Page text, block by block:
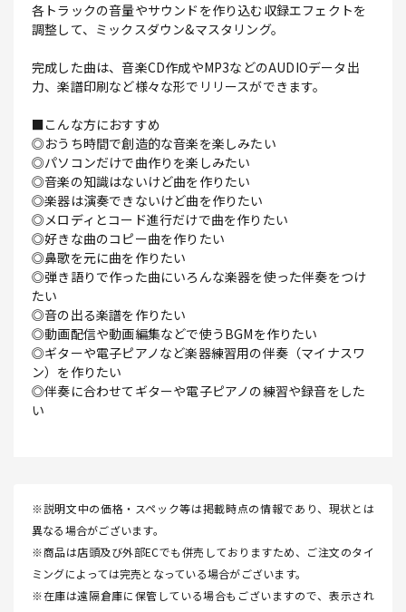
各トラックの音量やサウンドを作り込む収録エフェクトを
調整して、ミックスダウン&マスタリング。
完成した曲は、音楽CD作成やMP3などのAUDIOデータ出
力、楽譜印刷など様々な形でリリースができます。
■こんな方におすすめ
◎おうち時間で創造的な音楽を楽しみたい
◎パソコンだけで曲作りを楽しみたい
◎音楽の知識はないけど曲を作りたい
◎楽器は演奏できないけど曲を作りたい
◎メロディとコード進行だけで曲を作りたい
◎好きな曲のコピー曲を作りたい
◎鼻歌を元に曲を作りたい
◎弾き語りで作った曲にいろんな楽器を使った伴奏をつけ
たい
◎音の出る楽譜を作りたい
◎動画配信や動画編集などで使うBGMを作りたい
◎ギターや電子ピアノなど楽器練習用の伴奏（マイナスワ
ン）を作りたい
◎伴奏に合わせてギターや電子ピアノの練習や録音をした
い
※説明文中の価格・スペック等は掲載時点の情報であり、現状とは
異なる場合がございます。
※商品は店頭及び外部ECでも併売しておりますため、ご注文のタイ
ミングによっては完売となっている場合がございます。
※在庫は遠隔倉庫に保管している場合もございますので、表示され